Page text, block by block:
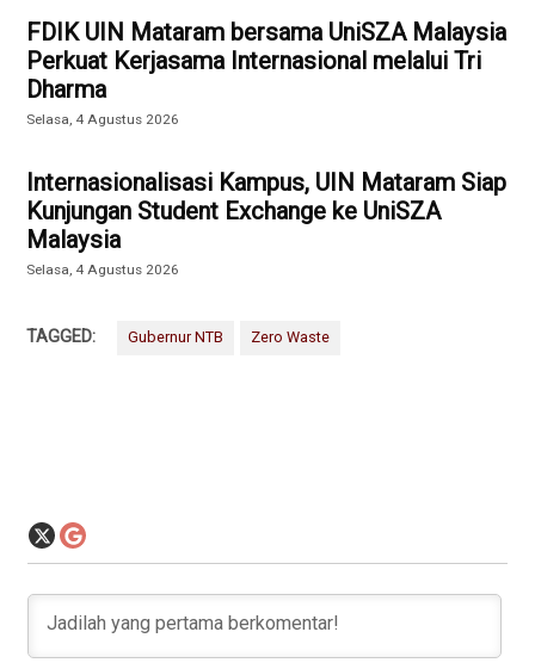
FDIK UIN Mataram bersama UniSZA Malaysia
Perkuat Kerjasama Internasional melalui Tri
Dharma
Selasa, 4 Agustus 2026
Internasionalisasi Kampus, UIN Mataram Siap
Kunjungan Student Exchange ke UniSZA
Malaysia
Selasa, 4 Agustus 2026
TAGGED: Gubernur NTB Zero Waste